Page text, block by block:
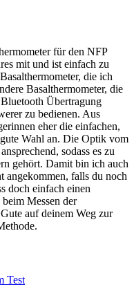
für den NFP
mit und ist einfach zu
die ich
Basalthermometer, die
Übertragung
zu bedienen. Aus
eher die einfachen,
Wahl an. Die Optik vom
sodass es zu
gehört. Damit bin ich auch
angekommen, falls du noch
doch einfach einen
Messen der
auf deinem Weg zur
Test